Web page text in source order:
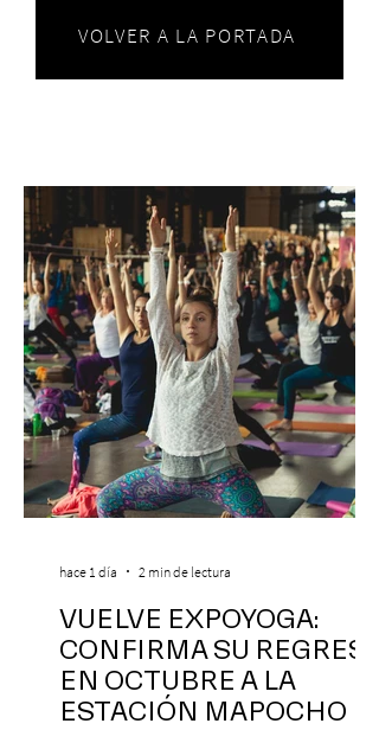
VOLVER A LA PORTADA
VUELVE EXPOYOGA:
CONFIRMA SU REGRESO
EN OCTUBRE A LA
ESTACIÓN MAPOCHO
hace 1 día 2 min de lectura